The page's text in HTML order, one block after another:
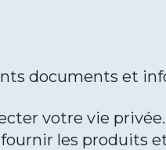
documents et
votre vie
les produits